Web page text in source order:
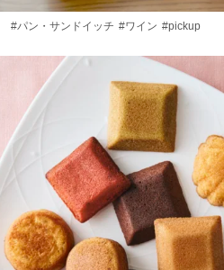
#パン・サンドイッチ #ワイン #pickup